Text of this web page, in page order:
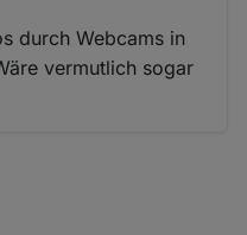
durch Webcams in
vermutlich sogar